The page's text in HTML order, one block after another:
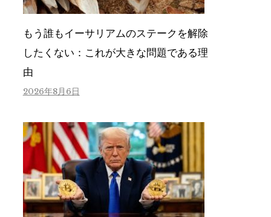
もう誰もイーサリアムのステークを解除
したくない：これが大きな問題である理
由
2026年8月6日